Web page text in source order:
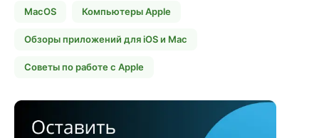
MacOS Компьютеры Apple
Обзоры приложений для iOS и Mac
Советы по работе с Apple